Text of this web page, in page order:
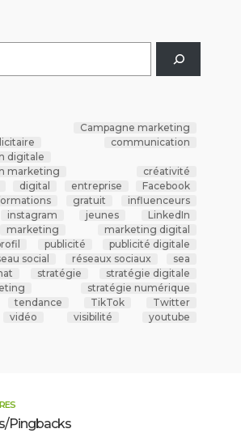
Campagne marketing
communication
digitale
marketing
créativité
digital entreprise
Facebook
gratuit
influenceurs
instagram jeunes
LinkedIn
marketing
marketing digital
publicité
publicité digitale
social réseaux sociaux
sea
stratégie
stratégie digitale
stratégie numérique
tendance TikTok
Twitter
vidéo visibilité
youtube
Pingbacks